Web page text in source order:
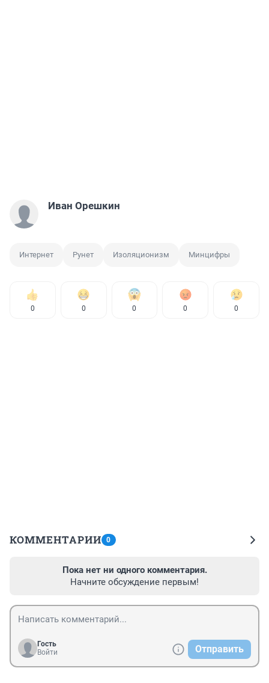
Иван Орешкин
Интернет Рунет Изоляционизм Минцифры
0 0 0 0 0
КОММЕНТАРИИ 0
Пока нет ни одного комментария.
Начните обсуждение первым!
Гость
Войти
Отправить